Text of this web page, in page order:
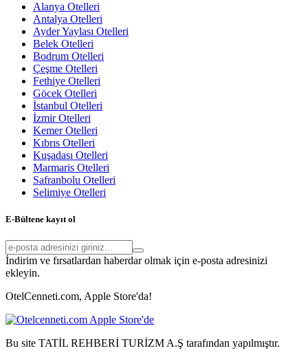
Alanya Otelleri
Antalya Otelleri
Ayder Yaylası Otelleri
Belek Otelleri
Bodrum Otelleri
Çeşme Otelleri
Fethiye Otelleri
Göcek Otelleri
İstanbul Otelleri
İzmir Otelleri
Kemer Otelleri
Kıbrıs Otelleri
Kuşadası Otelleri
Marmaris Otelleri
Safranbolu Otelleri
Selimiye Otelleri
E-Bültene kayıt ol
İndirim ve fırsatlardan haberdar olmak için e-posta adresinizi
ekleyin.
OtelCenneti.com, Apple Store'da!
Bu site TATİL REHBERİ TURİZM A.Ş tarafından yapılmıştır.